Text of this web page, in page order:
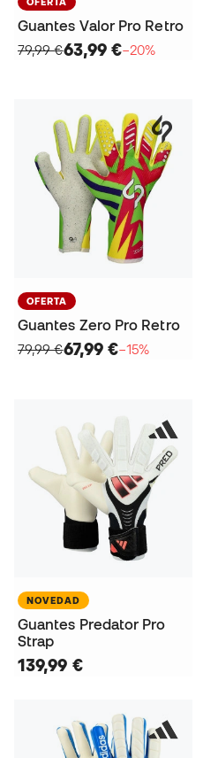
Guantes Valor Pro Retro
79,99 €63,99 €−20%
OFERTA
Guantes Zero Pro Retro
79,99 €67,99 €−15%
NOVEDAD
Guantes Predator Pro
Strap
139,99 €